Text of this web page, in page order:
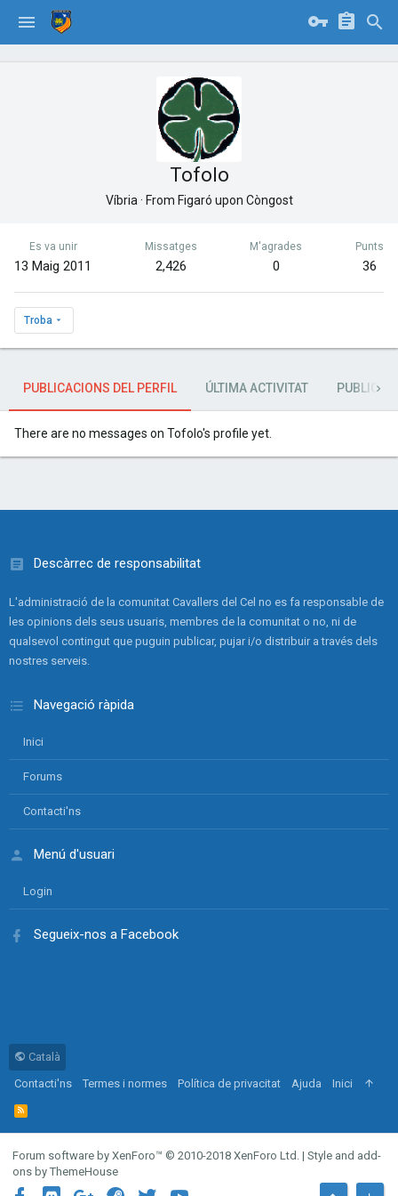
Tofolo
Víbria · From Figaró upon Còngost
Es va unir
13 Maig 2011
Missatges
2,426
M'agrades
0
Punts
36
Troba
PUBLICACIONS DEL PERFIL ÚLTIMA ACTIVITAT
There are no messages on Tofolo's profile yet.
Descàrrec de responsabilitat
L'administració de la comunitat Cavallers del Cel no es fa responsable de
les opinions dels seus usuaris, membres de la comunitat o no, ni de
qualsevol contingut que puguin publicar, pujar i/o distribuir a través dels
nostres serveis.
Navegació ràpida
Inici
Forums
Contacti'ns
Menú d'usuari
Login
Segueix-nos a Facebook
Català
Contacti'ns
Termes i normes Política de privacitat Ajuda Inici
R
S
S
Forum software by XenForo™ © 2010-2018 XenForo Ltd. | Style and add-
ons by ThemeHouse